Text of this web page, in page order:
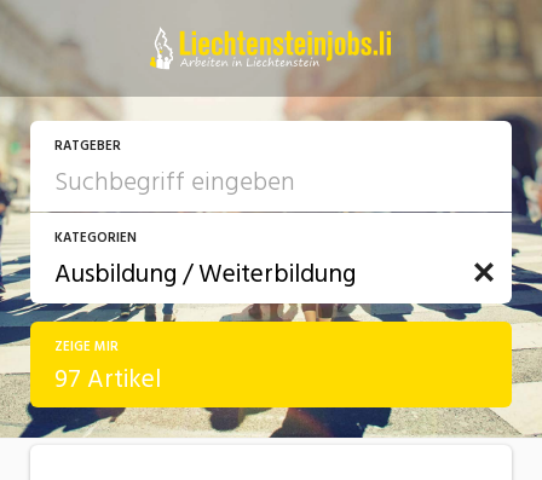
RATGEBER
KATEGORIEN
Arbeit
Ausbildung / Weiterbildung
ZEIGE MIR
97 Artikel